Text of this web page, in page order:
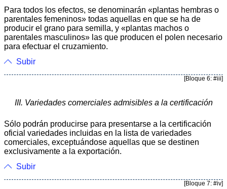
Para todos los efectos, se denominarán «plantas hembras o
parentales femeninos» todas aquellas en que se ha de
producir el grano para semilla, y «plantas machos o
parentales masculinos» las que producen el polen necesario
para efectuar el cruzamiento.
Subir
[Bloque 6: #iii]
III. Variedades comerciales admisibles a la certificación
Sólo podrán producirse para presentarse a la certificación
oficial variedades incluidas en la lista de variedades
comerciales, exceptuándose aquellas que se destinen
exclusivamente a la exportación.
Subir
[Bloque 7: #iv]